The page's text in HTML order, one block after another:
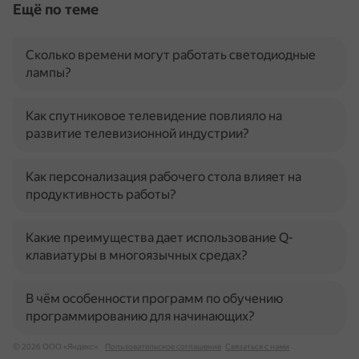
Ещё по теме
Сколько времени могут работать светодиодные
лампы?
Как спутниковое телевидение повлияло на
развитие телевизионной индустрии?
Как персонализация рабочего стола влияет на
продуктивность работы?
Какие преимущества дает использование Q-
клавиатуры в многоязычных средах?
В чём особенности программ по обучению
программированию для начинающих?
© 2026 ООО «Яндекс» Пользовательское соглашение Связаться с нами